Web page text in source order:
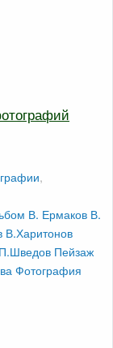
,
В. Ермаков В.
В.Харитонов
П.Шведов Пейзаж
Фотография